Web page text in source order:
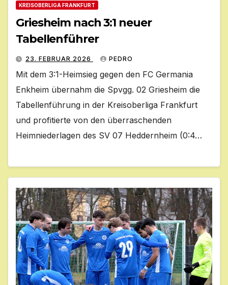
KREISOBERLIGA FRANKFURT
Griesheim nach 3:1 neuer
Tabellenführer
23. FEBRUAR 2026 PEDRO
Mit dem 3:1-Heimsieg gegen den FC Germania
Enkheim übernahm die Spvgg. 02 Griesheim die
Tabellenführung in der Kreisoberliga Frankfurt
und profitierte von den überraschenden
Heimniederlagen des SV 07 Heddernheim (0:4…